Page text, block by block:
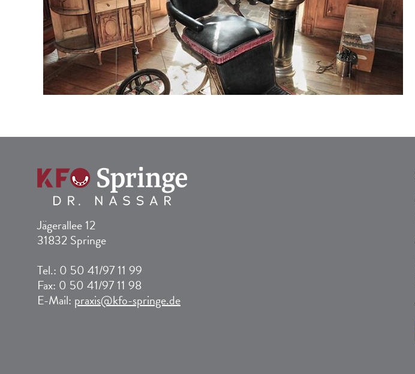
Jägerallee 12
31832 Springe
Tel.: 0 50 41/97 11 99
Fax: 0 50 41/97 11 98
E-Mail: praxis@kfo-springe.de